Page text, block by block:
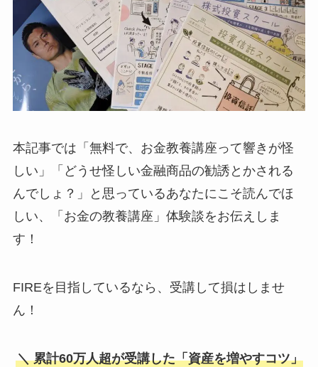
本記事では「無料で、お金教養講座って響きが怪
しい」「どうせ怪しい金融商品の勧誘とかされる
んでしょ？」と思っているあなたにこそ読んでほ
しい、「お金の教養講座」体験談をお伝えしま
す！
FIREを目指しているなら、受講して損はしませ
ん！
＼ 累計60万人超が受講した「資産を増やすコツ」